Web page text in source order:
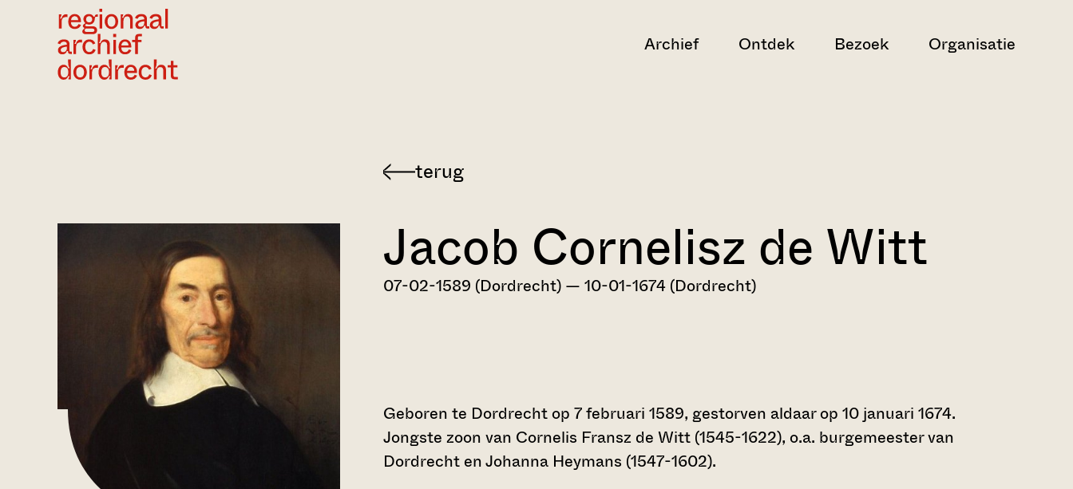
Archief Ontdek Bezoek Organisatie
Terug
Dordts
biografisch
woordenboek
Jacob Cornelisz de Witt
07-02-1589 (Dordrecht) — 10-01-1674 (Dordrecht)
Geboren te Dordrecht op 7 februari 1589, gestorven aldaar op 10 januari 1674.
Jongste zoon van Cornelis Fransz de Witt (1545-1622), o.a. burgemeester van
Dordrecht en Johanna Heymans (1547-1602).